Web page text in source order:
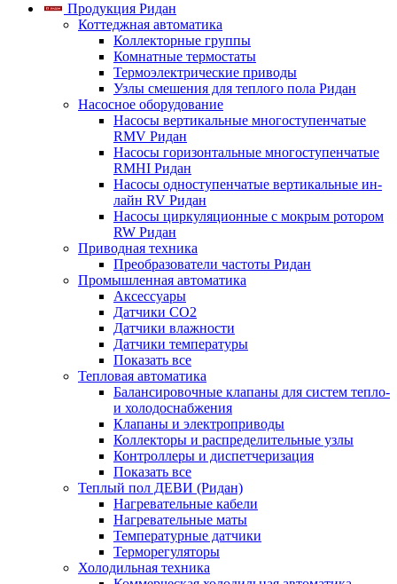
Продукция Ридан
Коттеджная автоматика
Коллекторные группы
Комнатные термостаты
Термоэлектрические приводы
Узлы смешения для теплого пола Ридан
Насосное оборудование
Насосы вертикальные многоступенчатые
RMV Ридан
Насосы горизонтальные многоступенчатые
RMHI Ридан
Насосы одноступенчатые вертикальные ин-
лайн RV Ридан
Насосы циркуляционные с мокрым ротором
RW Ридан
Приводная техника
Преобразователи частоты Ридан
Промышленная автоматика
Аксессуары
Датчики CO2
Датчики влажности
Датчики температуры
Показать все
Тепловая автоматика
Балансировочные клапаны для систем тепло-
и холодоснабжения
Клапаны и электроприводы
Коллекторы и распределительные узлы
Контроллеры и диспетчеризация
Показать все
Теплый пол ДЕВИ (Ридан)
Нагревательные кабели
Нагревательные маты
Температурные датчики
Терморегуляторы
Холодильная техника